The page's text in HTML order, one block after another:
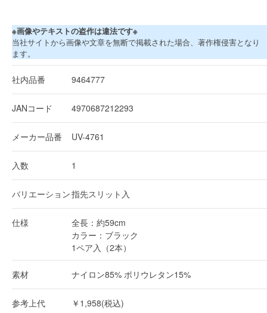
※画像やテキストの盗作は違法です※
当社サイトから画像や文章を無断で掲載された場合、著作権侵害となり
ます。
社内品番 9464777
JANコード 4970687212293
メーカー品番 UV-4761
入数 1
バリエーション指先スリット入
仕様
全長：約59cm
カラー：ブラック
1ペア入（2本）
素材 ナイロン85% ポリウレタン15%
参考上代 ￥1,958(税込)